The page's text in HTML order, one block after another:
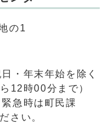
の1
・年末年始を除く
12時00分まで）
急時は町民課
さい。